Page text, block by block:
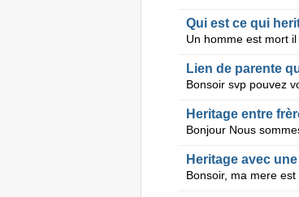
Qui est ce qui
Heritage entre
Heritage avec